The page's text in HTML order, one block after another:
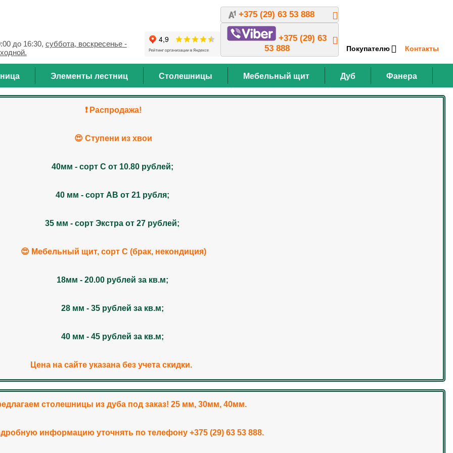
до 16:30, суббота, воскресенье -
+375 (29) 63 53 888
+375 (29) 63
53 888
Покупателю Контакты
Элементы лестниц Столешницы Мебельный щит Дуб Фанера
❗️ Распродажа!
😍 Ступени из хвои
40мм - сорт С от 10.80 рублей;
40 мм - сорт АВ от 21 рубля;
35 мм - сорт Экстра от 27 рублей;
😍 Мебельный щит, сорт С (брак, некондиция)
18мм - 20.00 рублей за кв.м;
28 мм - 35 рублей за кв.м;
40 мм - 45 рублей за кв.м;
Цена на сайте указана без учета скидки.
столешницы из дуба под заказ! 25 мм, 30мм, 40мм.
информацию уточнять по телефону +375 (29) 63 53 888.